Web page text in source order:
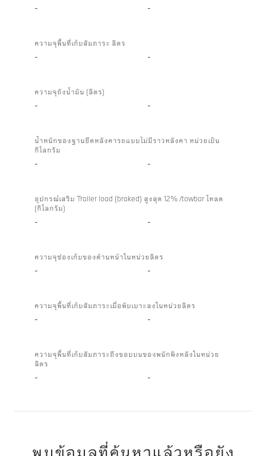
- -
ความจุพื้นที่เก็บสัมภาระ ลิตร
- -
ความจุถังน้ำมัน (ลิตร)
- -
น้ำหนักของฐานยึดหลังคารถแบบไม่มีราวหลังคา หน่วยเป็น
กิโลกรัม
- -
อุปกรณ์เสริม Trailer load (braked) สูงสุด 12% /towbar โหลด
(กิโลกรัม)
- -
ความจุช่องเก็บของด้านหน้าในหน่วยลิตร
- -
ความจุพื้นที่เก็บสัมภาระเมื่อพับเบาะลงในหน่วยลิตร
- -
ความจุพื้นที่เก็บสัมภาระถึงขอบบนของพนักพิงหลังในหน่วย
ลิตร
- -